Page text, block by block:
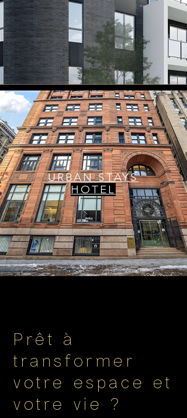
URBAN STAYS
HOTEL
Prêt à
transformer
votre espace et
votre vie ?